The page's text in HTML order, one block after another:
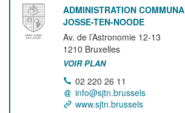
ADMINISTRATION
JOSSE-TEN-NOODE
Av. de l’Astronomie 12-13
1210 Bruxelles
VOIR PLAN
02 220 26 11
info@sjtn.brussels
www.sjtn.brussels